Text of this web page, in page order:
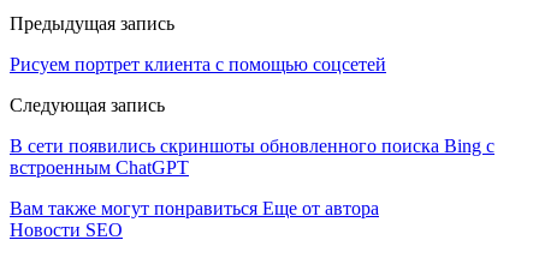
Предыдущая запись
Рисуем портрет клиента с помощью соцсетей
Следующая запись
В сети появились скриншоты обновленного поиска Bing с
встроенным ChatGPT
Вам также могут понравиться Еще от автора
Новости SEO